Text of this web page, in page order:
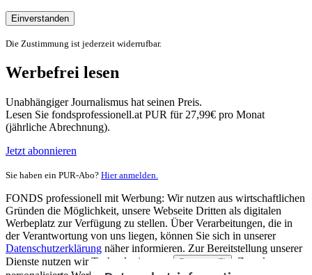
Einverstanden
Die Zustimmung ist jederzeit widerrufbar.
Werbefrei lesen
Unabhängiger Journalismus hat seinen Preis.
Lesen Sie fondsprofessionell.at PUR für 27,99€ pro Monat
(jährliche Abrechnung).
Jetzt abonnieren
Sie haben ein PUR-Abo? Hier anmelden.
FONDS professionell mit Werbung: Wir nutzen aus wirtschaftlichen
Gründen die Möglichkeit, unsere Webseite Dritten als digitalen
Werbeplatz zur Verfügung zu stellen. Über Verarbeitungen, die in
der Verantwortung von uns liegen, können Sie sich in unserer
Datenschutzerklärung näher informieren. Zur Bereitstellung unserer
Dienste nutzen wir Technologien von
Partnern (5)
. Zwecke: